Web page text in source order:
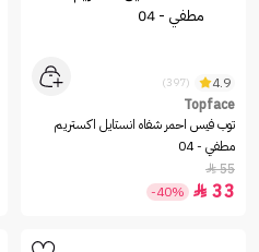
4.9
(397)
Topface
توب فيس احمر شفاه انستايل اكستريم
مطفي - 04
55

33

-40%